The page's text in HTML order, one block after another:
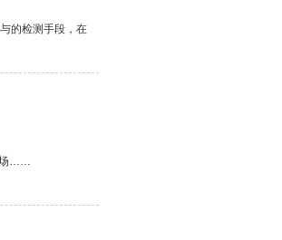
的检测手段，在
场……